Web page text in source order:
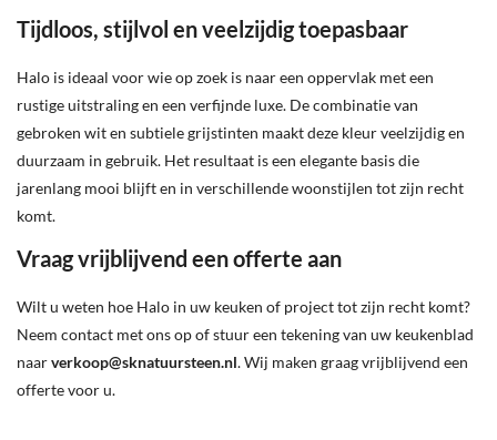
Tijdloos, stijlvol en veelzijdig toepasbaar
Halo is ideaal voor wie op zoek is naar een oppervlak met een
rustige uitstraling en een verfijnde luxe. De combinatie van
gebroken wit en subtiele grijstinten maakt deze kleur veelzijdig en
duurzaam in gebruik. Het resultaat is een elegante basis die
jarenlang mooi blijft en in verschillende woonstijlen tot zijn recht
komt.
Vraag vrijblijvend een offerte aan
Wilt u weten hoe Halo in uw keuken of project tot zijn recht komt?
Neem contact met ons op of stuur een tekening van uw keukenblad
naarverkoop@sknatuursteen.nl. Wij maken graag vrijblijvend een
offerte voor u.